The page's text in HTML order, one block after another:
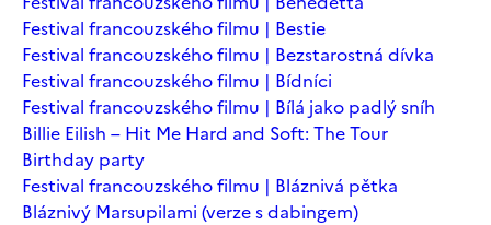
Festival francouzského filmu | Bestie
Festival francouzského filmu | Bezstarostná dívka
Festival francouzského filmu | Bídníci
Festival francouzského filmu | Bílá jako padlý sníh
Billie Eilish – Hit Me Hard and Soft: The Tour
Birthday party
Festival francouzského filmu | Bláznivá pětka
Bláznivý Marsupilami (verze s dabingem)